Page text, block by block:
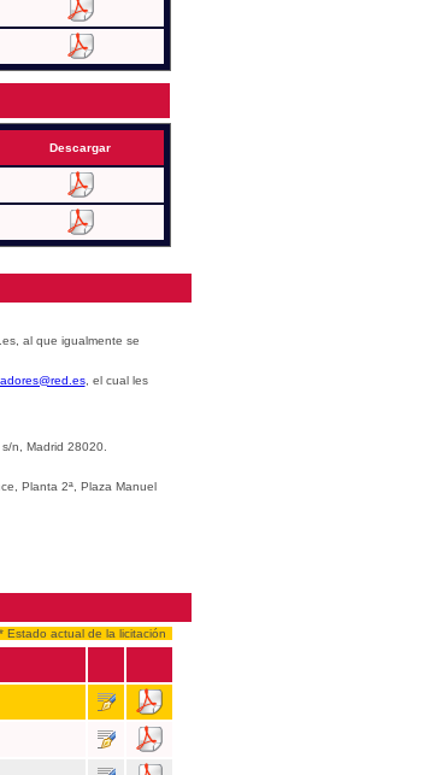
Descargar
al que igualmente se
, el cual les
n, Madrid 28020.
Planta 2ª, Plaza Manuel
* Estado actual de la licitación